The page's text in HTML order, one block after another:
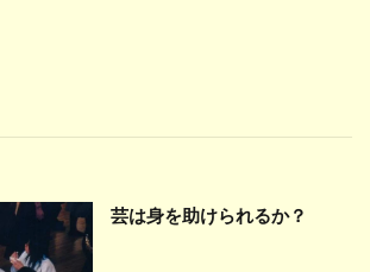
芸は身を助けられるか？